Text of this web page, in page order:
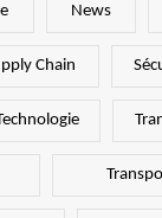
News
Chain